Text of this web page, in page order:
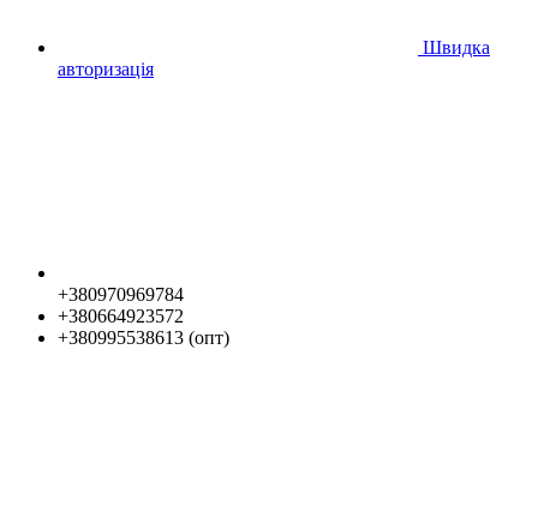
Швидка
авторизація
+380970969784
+380664923572
+380995538613 (опт)